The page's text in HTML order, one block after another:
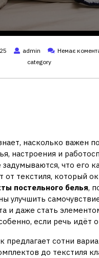
admin Немає
category
насколько важен
настроения и
что его
от текстиля, который
постельного белья,
улучшить
и даже стать
если речь идёт
предлагает сотни
до текстиля